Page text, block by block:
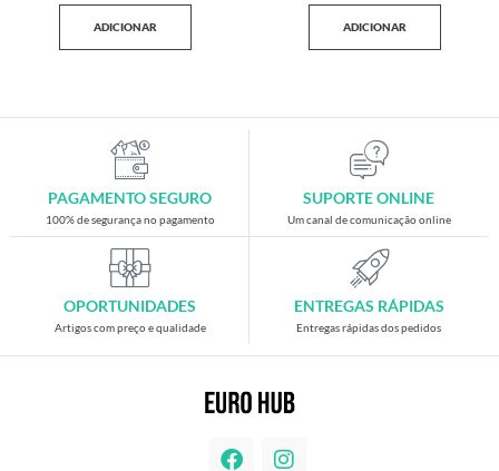
ADICIONAR ADICIONAR
PAGAMENTO SEGURO
100% de segurança no pagamento
SUPORTE ONLINE
Um canal de comunicação online
OPORTUNIDADES
Artigos com preço e qualidade
ENTREGAS RÁPIDAS
Entregas rápidas dos pedidos